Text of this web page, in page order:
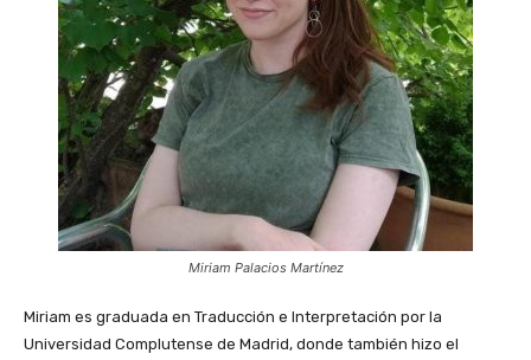
Miriam Palacios Martínez
Miriam es graduada en Traducción e Interpretación por la
Universidad Complutense de Madrid, donde también hizo el